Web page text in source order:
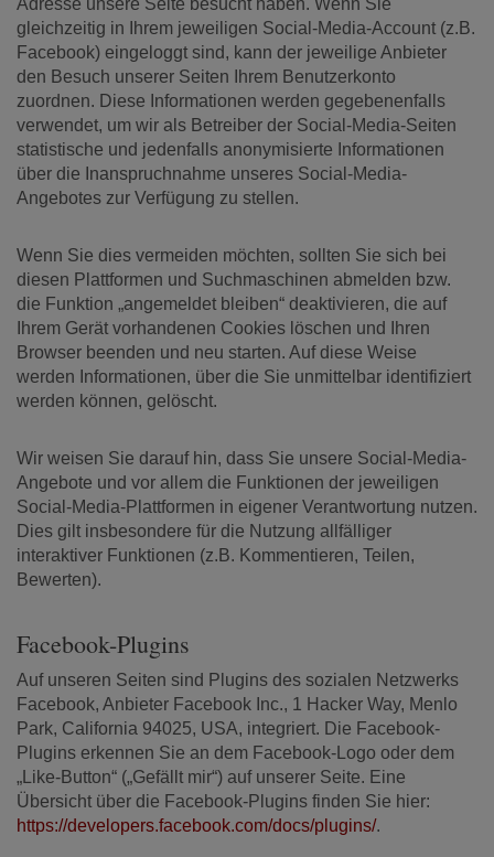
Adresse unsere Seite besucht haben. Wenn Sie
gleichzeitig in Ihrem jeweiligen Social-Media-Account (z.B.
Facebook) eingeloggt sind, kann der jeweilige Anbieter
den Besuch unserer Seiten Ihrem Benutzerkonto
zuordnen. Diese Informationen werden gegebenenfalls
verwendet, um wir als Betreiber der Social-Media-Seiten
statistische und jedenfalls anonymisierte Informationen
über die Inanspruchnahme unseres Social-Media-
Angebotes zur Verfügung zu stellen.
Wenn Sie dies vermeiden möchten, sollten Sie sich bei
diesen Plattformen und Suchmaschinen abmelden bzw.
die Funktion „angemeldet bleiben“ deaktivieren, die auf
Ihrem Gerät vorhandenen Cookies löschen und Ihren
Browser beenden und neu starten. Auf diese Weise
werden Informationen, über die Sie unmittelbar identifiziert
werden können, gelöscht.
Wir weisen Sie darauf hin, dass Sie unsere Social-Media-
Angebote und vor allem die Funktionen der jeweiligen
Social-Media-Plattformen in eigener Verantwortung nutzen.
Dies gilt insbesondere für die Nutzung allfälliger
interaktiver Funktionen (z.B. Kommentieren, Teilen,
Bewerten).
Facebook-Plugins
Auf unseren Seiten sind Plugins des sozialen Netzwerks
Facebook, Anbieter Facebook Inc., 1 Hacker Way, Menlo
Park, California 94025, USA, integriert. Die Facebook-
Plugins erkennen Sie an dem Facebook-Logo oder dem
„Like-Button“ („Gefällt mir“) auf unserer Seite. Eine
Übersicht über die Facebook-Plugins finden Sie hier:
https://developers.facebook.com/docs/plugins/.